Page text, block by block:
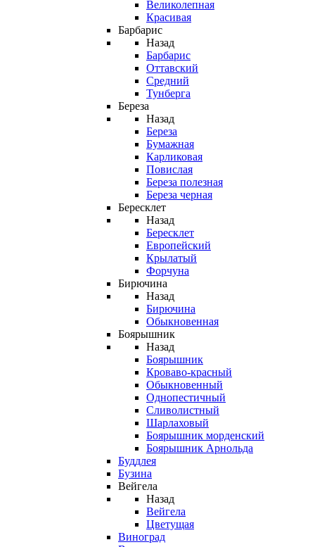
Великолепная
Красивая
Барбарис
Назад
Барбарис
Оттавский
Средний
Тунберга
Береза
Назад
Береза
Бумажная
Карликовая
Повислая
Береза полезная
Береза черная
Бересклет
Назад
Бересклет
Европейский
Крылатый
Форчуна
Бирючина
Назад
Бирючина
Обыкновенная
Боярышник
Назад
Боярышник
Кроваво-красный
Обыкновенный
Однопестичный
Сливолистный
Шарлаховый
Боярышник морденский
Боярышник Арнольда
Буддлея
Бузина
Вейгела
Назад
Вейгела
Цветущая
Виноград